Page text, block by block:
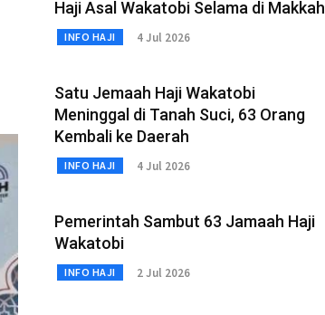
Haji Asal Wakatobi Selama di Makkah
INFO HAJI 4 Jul 2026
Satu Jemaah Haji Wakatobi
Meninggal di Tanah Suci, 63 Orang
Kembali ke Daerah
INFO HAJI 4 Jul 2026
Pemerintah Sambut 63 Jamaah Haji
Wakatobi
INFO HAJI 2 Jul 2026